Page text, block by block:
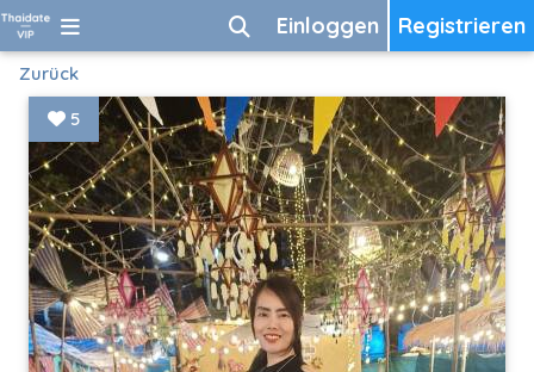
Registrieren
Einloggen
Zurück
5